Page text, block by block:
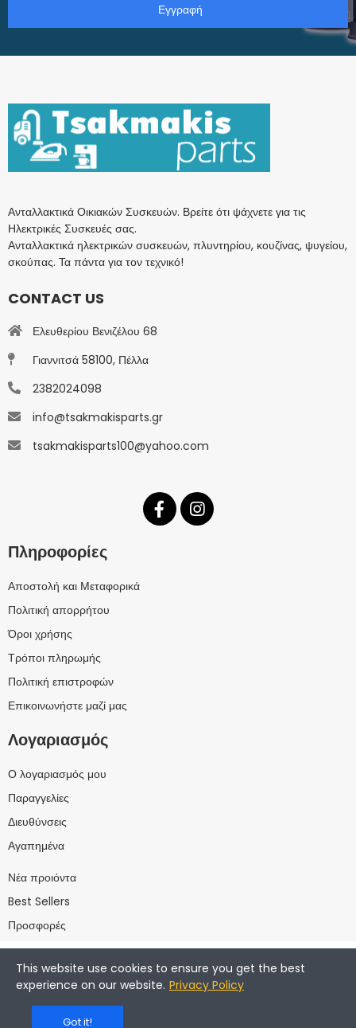
Εγγραφή
Ανταλλακτικά Οικιακών Συσκευών. Βρείτε ότι ψάχνετε για τις
Ηλεκτρικές Συσκευές σας.
Ανταλλακτικά ηλεκτρικών συσκευών, πλυντηρίου, κουζίνας, ψυγείου,
σκούπας. Τα πάντα για τον τεχνικό!
CONTACT US
Ελευθερίου Βενιζέλου 68
Γιαννιτσά 58100, Πέλλα
2382024098
info@tsakmakisparts.gr
tsakmakisparts100@yahoo.com
Πληροφορίες
Αποστολή και Μεταφορικά
Πολιτική απορρήτου
Όροι χρήσης
Τρόποι πληρωμής
Πολιτική επιστροφών
Επικοινωνήστε μαζί μας
Λογαριασμός
Ο λογαριασμός μου
Παραγγελίες
Διευθύνσεις
Αγαπημένα
Νέα προιόντα
Best Sellers
Προσφορές
Powered bywst.gr
This website use cookies to ensure you get the best
experience on our website. Privacy Policy
Got it!